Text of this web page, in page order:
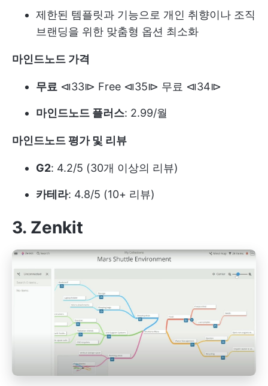
제한된 템플릿과 기능으로 개인 취향이나 조직
브랜딩을 위한 맞춤형 옵션 최소화
마인드노드 가격
무료 ⧏33⧐ Free ⧏35⧐ 무료 ⧏34⧐
마인드노드 플러스: 2.99/월
마인드노드 평가 및 리뷰
G2: 4.2/5 (30개 이상의 리뷰)
카테라: 4.8/5 (10+ 리뷰)
3. Zenkit